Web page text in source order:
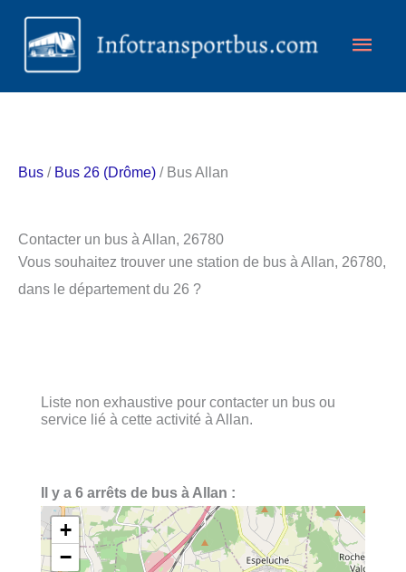
Aller
contenu
Bus / Bus 26 (Drôme) / Bus Allan
Contacter un bus à Allan, 26780
Vous souhaitez trouver une station de bus à Allan, 26780,
dans le département du 26 ?
Liste non exhaustive pour contacter un bus ou
service lié à cette activité à Allan.
Il y a 6 arrêts de bus à Allan :
+
−